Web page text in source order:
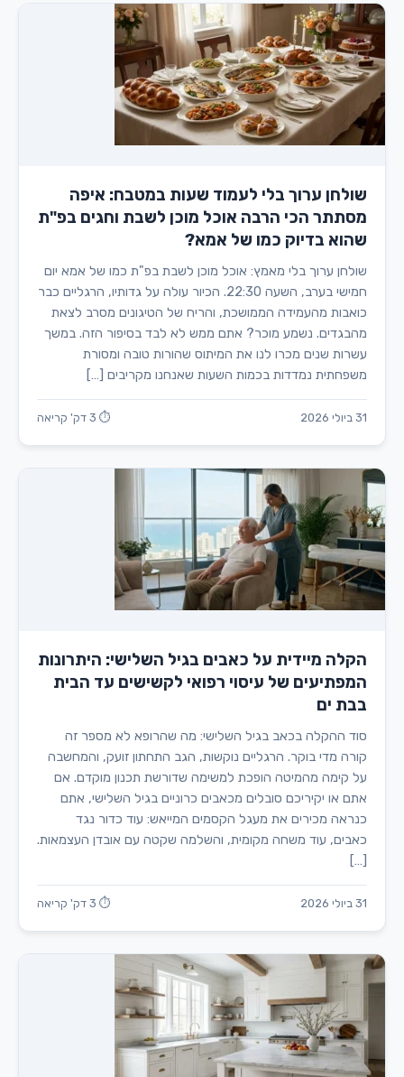
שולחן ערוך בלי לעמוד שעות במטבח: איפה
מסתתר הכי הרבה אוכל מוכן לשבת וחגים בפ"ת
שהוא בדיוק כמו של אמא?
שולחן ערוך בלי מאמץ: אוכל מוכן לשבת בפ"ת כמו של אמא יום
חמישי בערב, השעה 22:30. הכיור עולה על גדותיו, הרגליים כבר
כואבות מהעמידה הממושכת, והריח של הטיגונים מסרב לצאת
מהבגדים. נשמע מוכר? אתם ממש לא לבד בסיפור הזה. במשך
עשרות שנים מכרו לנו את המיתוס שהורות טובה ומסורת
משפחתית נמדדות בכמות השעות שאנחנו מקריבים […]
31 ביולי 2026 ⏱ 3 דק' קריאה
הקלה מיידית על כאבים בגיל השלישי: היתרונות
המפתיעים של עיסוי רפואי לקשישים עד הבית
בבת ים
סוד ההקלה בכאב בגיל השלישי: מה שהרופא לא מספר זה
קורה מדי בוקר. הרגליים נוקשות, הגב התחתון זועק, והמחשבה
על קימה מהמיטה הופכת למשימה שדורשת תכנון מוקדם. אם
אתם או יקיריכם סובלים מכאבים כרוניים בגיל השלישי, אתם
כנראה מכירים את מעגל הקסמים המייאש: עוד כדור נגד
כאבים, עוד משחה מקומית, והשלמה שקטה עם אובדן העצמאות.
[…]
31 ביולי 2026 ⏱ 3 דק' קריאה